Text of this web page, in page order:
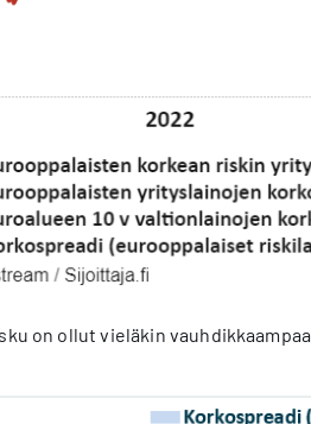
on ollut vieläkin vauhdikkaampaa.